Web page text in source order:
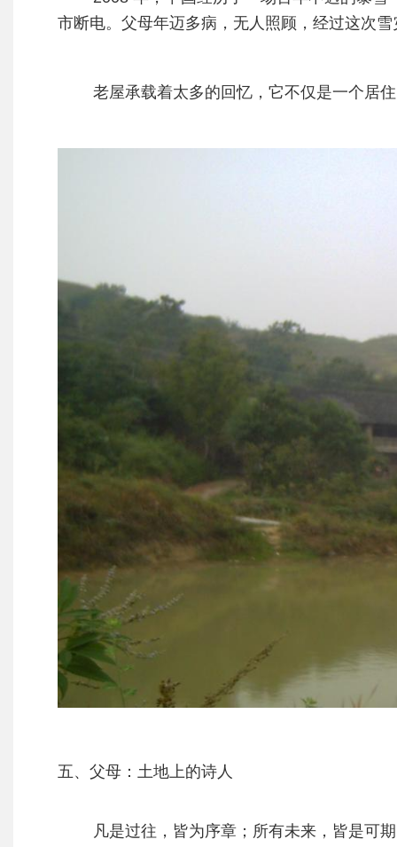
市断电。父母年迈多病，无人照顾，经过这次
老屋承载着太多的回忆，它不仅是一个居住
五、父母：土地上的诗人
凡是过往，皆为序章；所有未来，皆是可期